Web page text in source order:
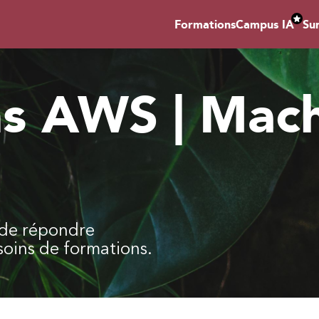
FormationsCampus IA
AWS |
répondre
de formations.